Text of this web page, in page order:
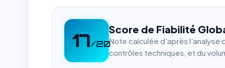
17/20
Score de Fiabilité
Note calculée d'après l'analyse
contrôles techniques, et du